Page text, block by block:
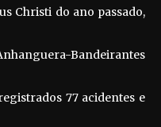
Christi do ano passado,
Bandeirantes
77 acidentes e